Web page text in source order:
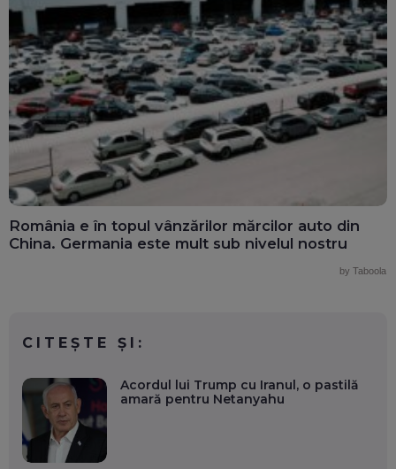
România e în topul vânzărilor mărcilor auto din
China. Germania este mult sub nivelul nostru
by Taboola
CITEȘTE ȘI:
Acordul lui Trump cu Iranul, o pastilă
amară pentru Netanyahu